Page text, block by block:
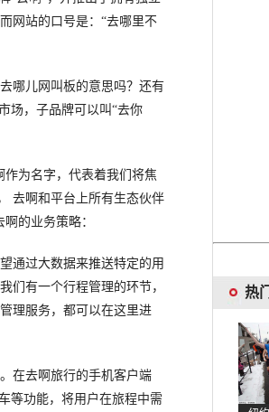
网站的口号是：“去哪里不
哪儿网叫板的意思吗？还有
场，子品牌可以叫“去你
为名字，代表着我们将焦
去啊和平台上所有生态伙伴
的业务策略：
通过大数据来推送特定的用
们有一个行程管理的环节，
理服务，都可以在这里进
在去啊旅行的手机客户端
等功能，将用户在旅程中需
热